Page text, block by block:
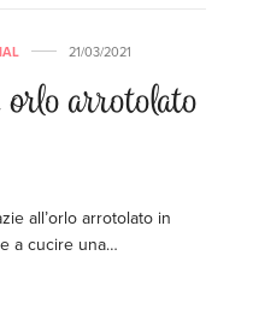
21/03/2021
arrotolato
all’orlo arrotolato in
a cucire una…